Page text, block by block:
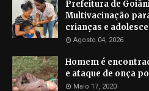
Prefeitura de
Multivacinação
crianças e
Agosto 04, 2026
Homem é
e ataque de onça
Maio 17, 2020